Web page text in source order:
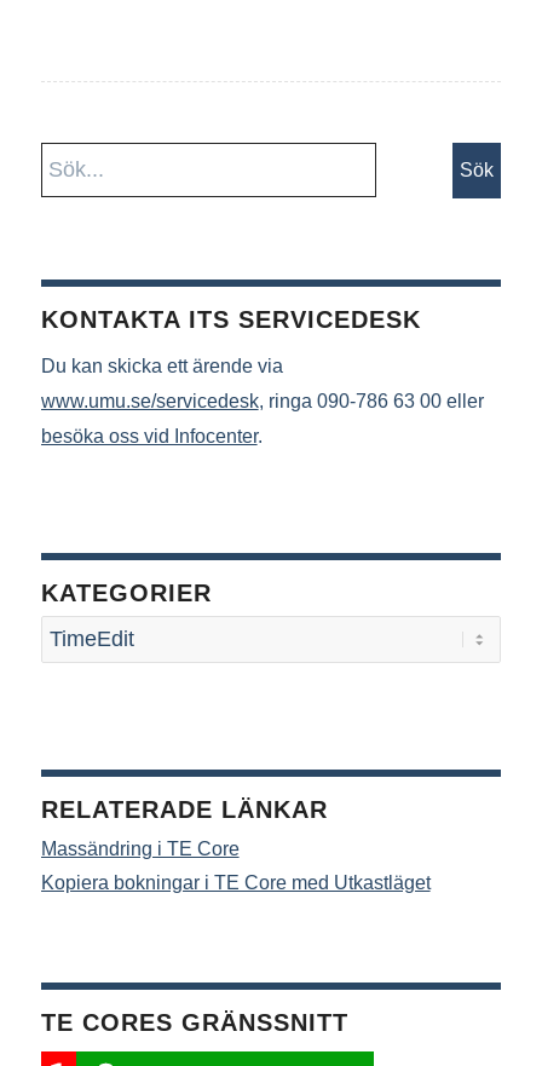
KONTAKTA ITS SERVICEDESK
Du kan skicka ett ärende via
www.umu.se/servicedesk, ringa 090-786 63 00 eller
besöka oss vid Infocenter.
KATEGORIER
RELATERADE LÄNKAR
Massändring i TE Core
Kopiera bokningar i TE Core med Utkastläget
TE CORES GRÄNSSNITT